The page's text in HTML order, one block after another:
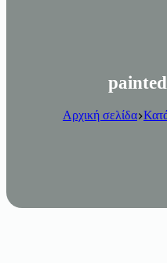
Αρχική σελίδα